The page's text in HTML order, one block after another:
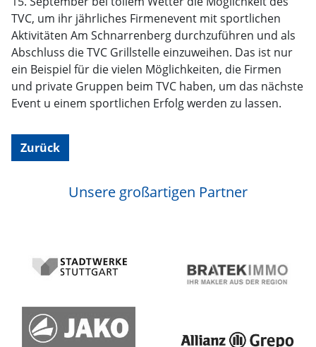
TVC, um ihr jährliches Firmenevent mit sportlichen
Aktivitäten Am Schnarrenberg durchzuführen und als
Abschluss die TVC Grillstelle einzuweihen. Das ist nur
ein Beispiel für die vielen Möglichkeiten, die Firmen
und private Gruppen beim TVC haben, um das nächste
Event u einem sportlichen Erfolg werden zu lassen.
Zurück
Unsere großartigen Partner